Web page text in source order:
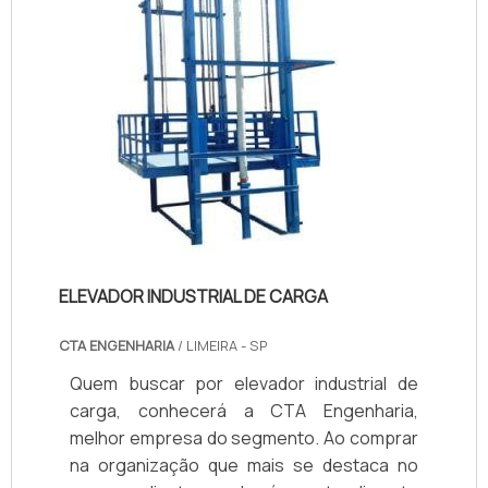
CASES DE SUCESSO
Confira alguns dos nossos projetos de sucesso
em Matão:
Edifício Solar: Reduzimos os custos de
manutenção em 30% com um plano de manutenção
Centro Comercial Matão: Implementamos um
energética dos elevadores.
DEPOIMENTOS DE CLIENTES
"A Elevadores Village transformou a gestão dos
elevadores do nosso prédio. A segurança e
ELEVADOR INDUSTRIAL DE CARGA
CTA ENGENHARIA/ LIMEIRA - SP
Quem buscar por elevador industrial de
carga, conhecerá a CTA Engenharia,
melhor empresa do segmento. Ao comprar
na organização que mais se destaca no